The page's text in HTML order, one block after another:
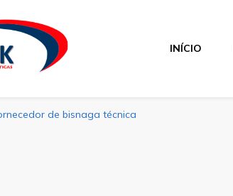
INÍCIO
de bisnaga técnica